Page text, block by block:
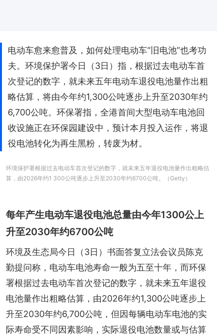
电动车愈来愈普及，如何处理电动车“旧电池”也考功
夫。环境保护署今日（3日）指，根据过去电动车首
次登记的数字，就未来五年电动车退役电池量作出粗
略估算，将由今年约1,300公吨逐步上升至2030年约
6,700公吨。环保署指，全港首间大型电动车电池回
收设施正在环保园建设中，预计本月投入运作，将退
役电池转化为再生黑粉，转废为材。
环境保护署根据过去电动车首次登记的数字，就未来五年退役电池量作出粗略估
算，由2026年约1 300公吨逐步上升至2030年约6700公吨。（Getty）
每年产生电动车退役电池总量由今年1300公上
升至2030年约6700公吨
环境及生态局今日（3日）书面答复立法会议员陈克
勤提问称，电动车电池寿命一般为五至十年，而环保
署根据过去电动车首次登记的数字，就未来五年退役
电池量作出粗略估算，由2026年约1,300公吨逐步上
升至2030年约6,700公吨，但因每辆电动车电池的实
际寿命受不同因素影响，实际退役电池数量或与估算